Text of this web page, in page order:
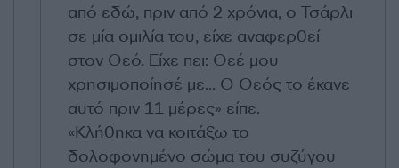
από εδώ, πριν από 2 χρόνια, ο Τσάρλι
σε μία ομιλία του, είχε αναφερθεί
στον Θεό. Είχε πει: Θεέ μου
χρησιμοποίησέ με... Ο Θεός το έκανε
αυτό πριν 11 μέρες» είπε.
«Κλήθηκα να κοιτάξω το
δολοφονημένο σώμα του συζύγου